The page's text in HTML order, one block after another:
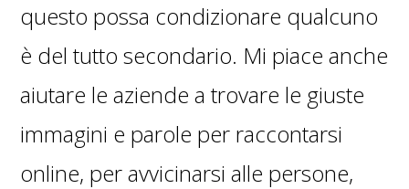
questo possa condizionare qualcuno
è del tutto secondario. Mi piace anche
aiutare le aziende a trovare le giuste
immagini e parole per raccontarsi
online, per avvicinarsi alle persone,